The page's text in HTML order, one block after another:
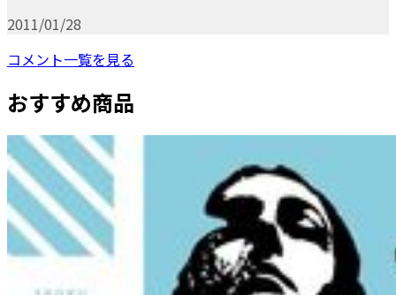
2011/01/28
コメント一覧を見る
おすすめ商品